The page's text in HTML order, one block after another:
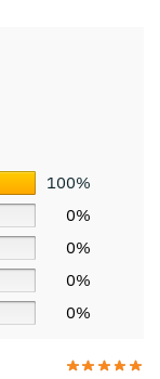
100%
0%
0%
0%
0%